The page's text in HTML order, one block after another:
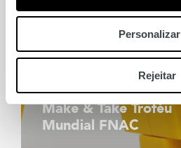
Personalizar
Rejeitar
Make & Take Troféu
Mundial FNAC